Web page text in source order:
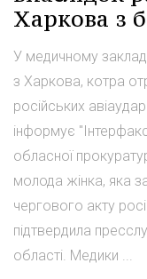
Харкова з
У медичному
з Харкова, котра
російських
інформує
обласної
молода жінка, яка
чергового акту
підтвердила
області. Медики ...